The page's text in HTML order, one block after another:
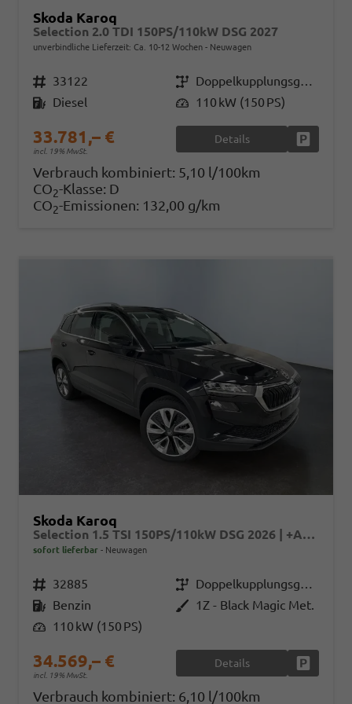
Skoda Karoq
Selection 2.0 TDI 150PS/110kW DSG 2027
unverbindliche Lieferzeit: Ca. 10-12 Wochen Neuwagen
Fahrzeugnr. 33122 Getriebe
Doppelkupplungsgetriebe (DSG)
Kraftstoff Diesel Leistung 110 kW (150 PS)
33.781,– €
incl. 19% MwSt.
Details
Verbrauch kombiniert: 5,10 l/100km
CO2-Klasse: D
CO2-Emissionen: 132,00 g/km
Skoda Karoq
Selection 1.5 TSI 150PS/110kW DSG 2026 | +AHK +TravelAssist +RFK & Parksensoren
sofort lieferbar Neuwagen
Fahrzeugnr. 32885 Getriebe
Doppelkupplungsgetriebe (DSG)
Kraftstoff Benzin Außenfarbe1Z - Black Magic Met.
Leistung 110 kW (150 PS)
34.569,– €
incl. 19% MwSt.
Details
Verbrauch kombiniert: 6,10 l/100km